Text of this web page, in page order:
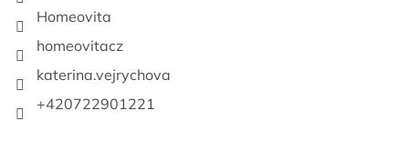
Homeovita
homeovitacz
katerina.vejrychova
+420722901221